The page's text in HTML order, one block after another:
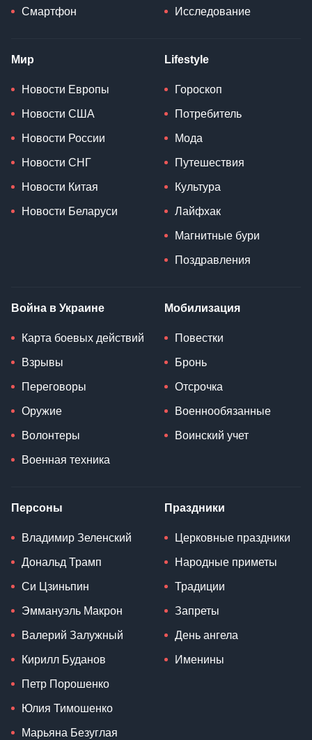
Смартфон Исследование
Мир
Новости Европы
Новости США
Новости России
Новости СНГ
Новости Китая
Новости Беларуси
Lifestyle
Гороскоп
Потребитель
Мода
Путешествия
Культура
Лайфхак
Магнитные бури
Поздравления
Война в Украине
Карта боевых действий
Взрывы
Переговоры
Оружие
Волонтеры
Военная техника
Мобилизация
Повестки
Бронь
Отсрочка
Военнообязанные
Воинский учет
Персоны
Владимир Зеленский
Дональд Трамп
Си Цзиньпин
Эммануэль Макрон
Валерий Залужный
Кирилл Буданов
Петр Порошенко
Юлия Тимошенко
Марьяна Безуглая
Праздники
Церковные праздники
Народные приметы
Традиции
Запреты
День ангела
Именины